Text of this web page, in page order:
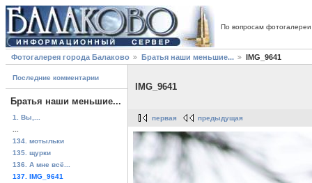
По вопросам
Фотогалерея города Балаково Братья наши меньшие... IMG_9641
Последние комментарии
Братья наши меньшие...
1. Вы,...
134. мотыльки
135. щурки
136. А мне всё...
137. IMG_9641
IMG_9641
первая предыдущая